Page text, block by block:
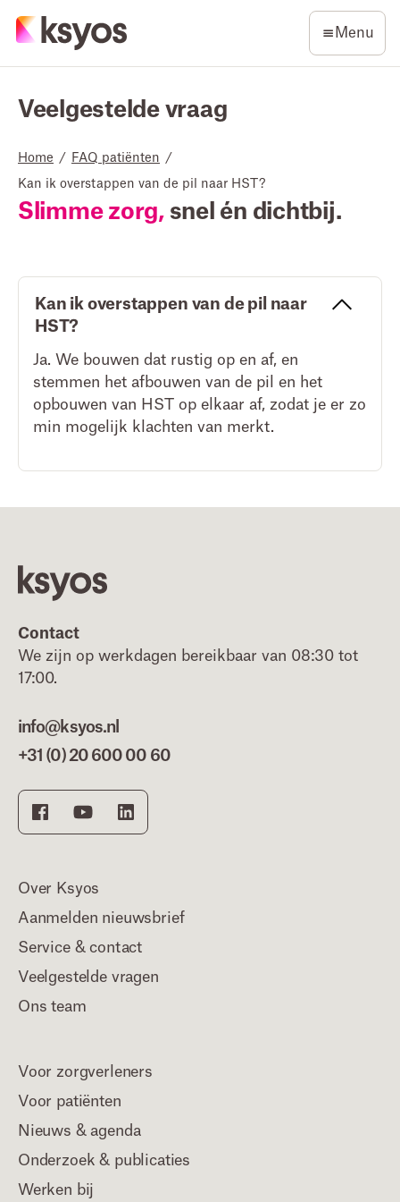
Menu
Veelgestelde vraag
Home / FAQ patiënten /
Kan ik overstappen van de pil naar HST?
Slimme zorg,snel én dichtbij.
Kan ik overstappen van de pil naar
HST?
Ja. We bouwen dat rustig op en af, en
stemmen het afbouwen van de pil en het
opbouwen van HST op elkaar af, zodat je er zo
min mogelijk klachten van merkt.
Contact
We zijn op werkdagen bereikbaar van 08:30 tot
17:00.
info@ksyos.nl
+31 (0) 20 600 00 60
Over Ksyos
Aanmelden nieuwsbrief
Service & contact
Veelgestelde vragen
Ons team
Voor zorgverleners
Voor patiënten
Nieuws & agenda
Onderzoek & publicaties
Werken bij